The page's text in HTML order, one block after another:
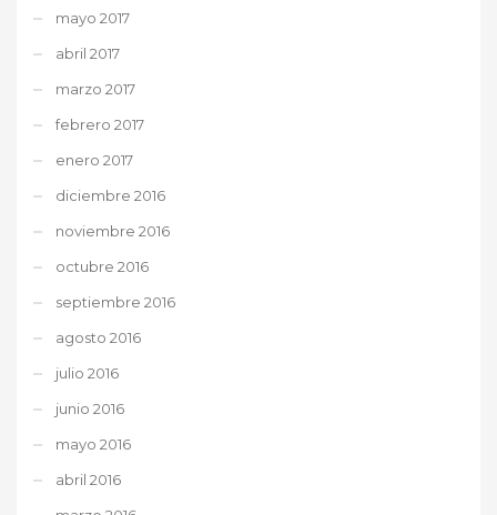
mayo 2017
abril 2017
marzo 2017
febrero 2017
enero 2017
diciembre 2016
noviembre 2016
octubre 2016
septiembre 2016
agosto 2016
julio 2016
junio 2016
mayo 2016
abril 2016